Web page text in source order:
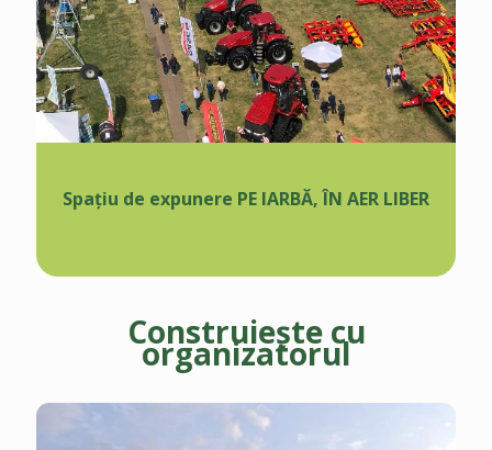
Spațiu de expunere PE IARBĂ, ÎN AER LIBER
Construiește cu
organizatorul